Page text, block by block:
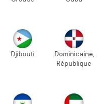
Djibouti
Dominicaine,
République